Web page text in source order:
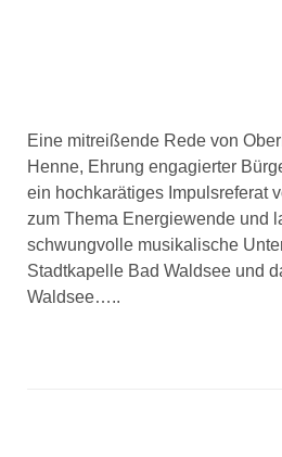
Eine mitreißende Rede von
Henne, Ehrung engagierter
ein hochkarätiges Impulsreferat
zum Thema Energiewende und
schwungvolle musikalische
Stadtkapelle Bad Waldsee und
Waldsee…..